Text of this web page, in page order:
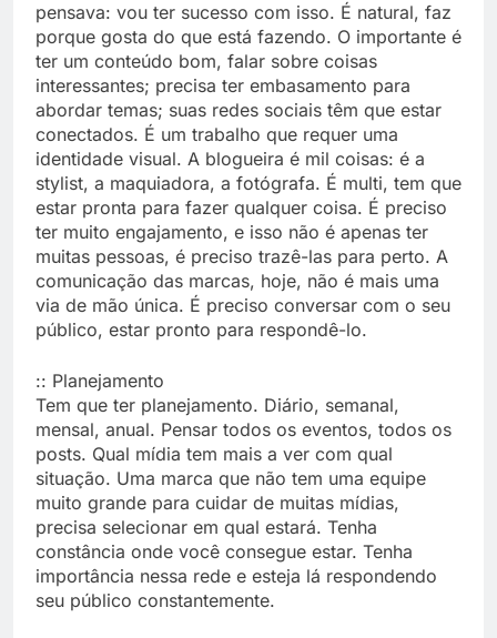
pensava: vou ter sucesso com isso. É natural, faz
porque gosta do que está fazendo. O importante é
ter um conteúdo bom, falar sobre coisas
interessantes; precisa ter embasamento para
abordar temas; suas redes sociais têm que estar
conectados. É um trabalho que requer uma
identidade visual. A blogueira é mil coisas: é a
stylist, a maquiadora, a fotógrafa. É multi, tem que
estar pronta para fazer qualquer coisa. É preciso
ter muito engajamento, e isso não é apenas ter
muitas pessoas, é preciso trazê-las para perto. A
comunicação das marcas, hoje, não é mais uma
via de mão única. É preciso conversar com o seu
público, estar pronto para respondê-lo.
:: Planejamento
Tem que ter planejamento. Diário, semanal,
mensal, anual. Pensar todos os eventos, todos os
posts. Qual mídia tem mais a ver com qual
situação. Uma marca que não tem uma equipe
muito grande para cuidar de muitas mídias,
precisa selecionar em qual estará. Tenha
constância onde você consegue estar. Tenha
importância nessa rede e esteja lá respondendo
seu público constantemente.